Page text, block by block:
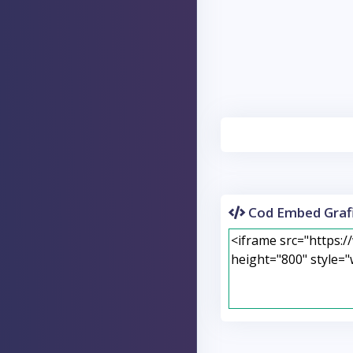
Cod Embed